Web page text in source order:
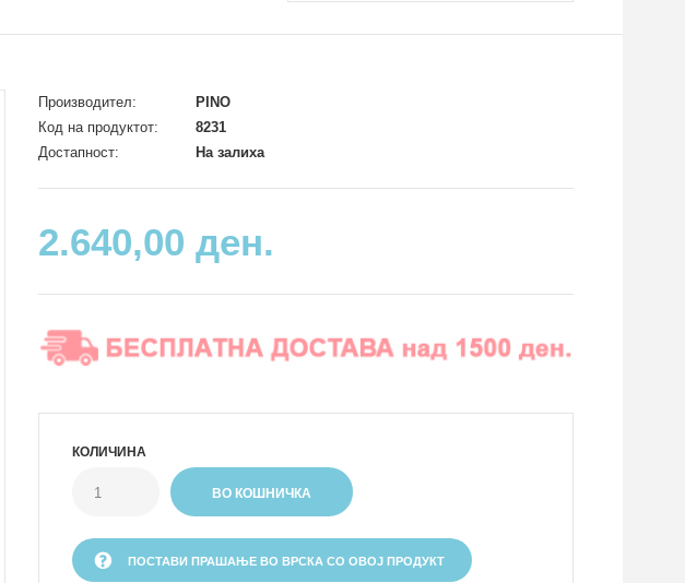
Производител:
PINO
Код на продуктот:
8231
Достапност:
На залиха
2.640,00 ден.
КОЛИЧИНА
ПОСТАВИ ПРАШАЊЕ ВО ВРСКА СО ОВОЈ ПРОДУКТ